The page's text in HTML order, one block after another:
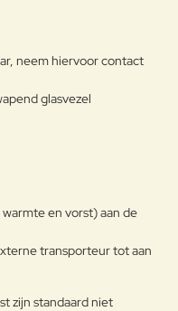
neem hiervoor contact
glasvezel
en vorst) aan de
transporteur tot aan
zijn standaard niet